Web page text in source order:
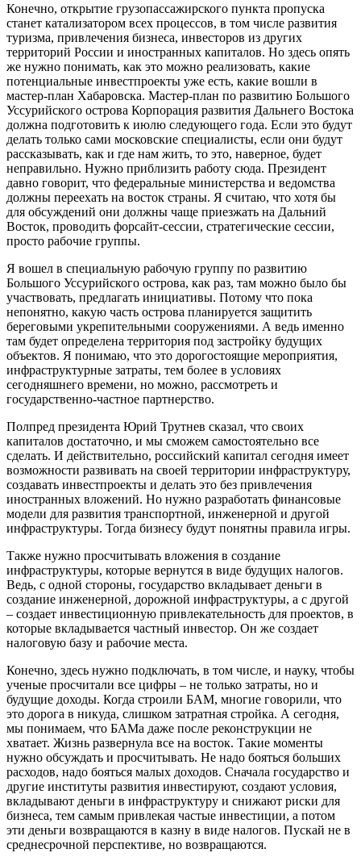
Конечно, открытие грузопассажирского пункта пропуска
станет катализатором всех процессов, в том числе развития
туризма, привлечения бизнеса, инвесторов из других
территорий России и иностранных капиталов. Но здесь опять
же нужно понимать, как это можно реализовать, какие
потенциальные инвестпроекты уже есть, какие вошли в
мастер-план Хабаровска. Мастер-план по развитию Большого
Уссурийского острова Корпорация развития Дальнего Востока
должна подготовить к июлю следующего года. Если это будут
делать только сами московские специалисты, если они будут
рассказывать, как и где нам жить, то это, наверное, будет
неправильно. Нужно приблизить работу сюда. Президент
давно говорит, что федеральные министерства и ведомства
должны переехать на восток страны. Я считаю, что хотя бы
для обсуждений они должны чаще приезжать на Дальний
Восток, проводить форсайт-сессии, стратегические сессии,
просто рабочие группы.
Я вошел в специальную рабочую группу по развитию
Большого Уссурийского острова, как раз, там можно было бы
участвовать, предлагать инициативы. Потому что пока
непонятно, какую часть острова планируется защитить
береговыми укрепительными сооружениями. А ведь именно
там будет определена территория под застройку будущих
объектов. Я понимаю, что это дорогостоящие мероприятия,
инфраструктурные затраты, тем более в условиях
сегодняшнего времени, но можно, рассмотреть и
государственно-частное партнерство.
Полпред президента Юрий Трутнев сказал, что своих
капиталов достаточно, и мы сможем самостоятельно все
сделать. И действительно, российский капитал сегодня имеет
возможности развивать на своей территории инфраструктуру,
создавать инвестпроекты и делать это без привлечения
иностранных вложений. Но нужно разработать финансовые
модели для развития транспортной, инженерной и другой
инфраструктуры. Тогда бизнесу будут понятны правила игры.
Также нужно просчитывать вложения в создание
инфраструктуры, которые вернутся в виде будущих налогов.
Ведь, с одной стороны, государство вкладывает деньги в
создание инженерной, дорожной инфраструктуры, а с другой
– создает инвестиционную привлекательность для проектов, в
которые вкладывается частный инвестор. Он же создает
налоговую базу и рабочие места.
Конечно, здесь нужно подключать, в том числе, и науку, чтобы
ученые просчитали все цифры – не только затраты, но и
будущие доходы. Когда строили БАМ, многие говорили, что
это дорога в никуда, слишком затратная стройка. А сегодня,
мы понимаем, что БАМа даже после реконструкции не
хватает. Жизнь развернула все на восток. Такие моменты
нужно обсуждать и просчитывать. Не надо бояться больших
расходов, надо бояться малых доходов. Сначала государство и
другие институты развития инвестируют, создают условия,
вкладывают деньги в инфраструктуру и снижают риски для
бизнеса, тем самым привлекая частые инвестиции, а потом
эти деньги возвращаются в казну в виде налогов. Пускай не в
среднесрочной перспективе, но возвращаются.